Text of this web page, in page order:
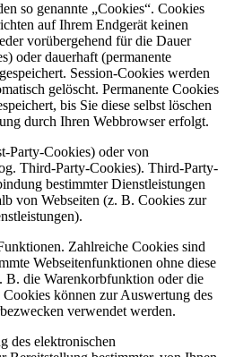
so genannte „Cookies“. Cookies
auf Ihrem Endgerät keinen
vorübergehend für die Dauer
oder dauerhaft (permanente
Session-Cookies werden
gelöscht. Permanente Cookies
bis Sie diese selbst löschen
durch Ihren Webbrowser erfolgt.
Party-Cookies) oder von
Third-Party-Cookies). Third-Party-
bestimmter Dienstleistungen
von Webseiten (z. B. Cookies zur
Zahlreiche Cookies sind
Webseitenfunktionen ohne diese
die Warenkorbfunktion oder die
können zur Auswertung des
verwendet werden.
des elektronischen